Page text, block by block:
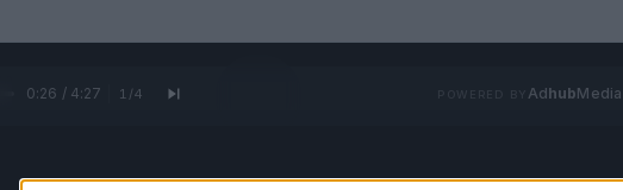
0:27 / 4:27 1 /4 AdhubMedia